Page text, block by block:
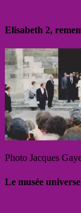
Elisabeth 2,
Photo Jacques
Le musée